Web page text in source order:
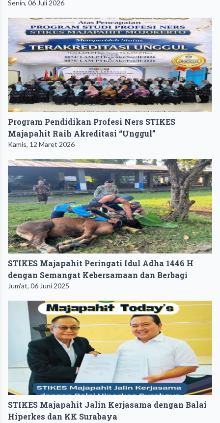
Senin, 06 Juli 2026
Program Pendidikan Profesi Ners STIKES
Majapahit Raih Akreditasi “Unggul”
Kamis, 12 Maret 2026
STIKES Majapahit Peringati Idul Adha 1446 H
dengan Semangat Kebersamaan dan Berbagi
Jum'at, 06 Juni 2025
STIKES Majapahit Jalin Kerjasama dengan Balai
Hiperkes dan KK Surabaya